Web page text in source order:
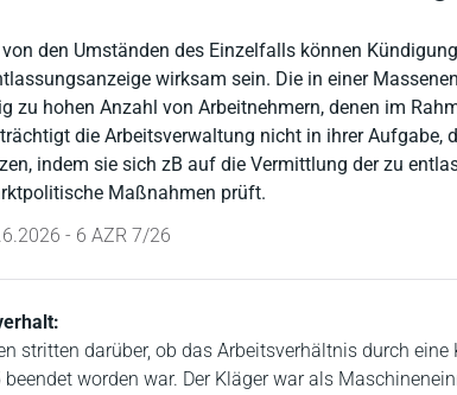
den Umständen des Einzelfalls können
wirksam sein. Die in einer
zu hohen Anzahl von Arbeitnehmern, denen im
die Arbeitsverwaltung nicht in ihrer Aufgabe,
indem sie sich zB auf die Vermittlung der zu
Maßnahmen prüft.
- 6 AZR 7/26
stritten darüber, ob das Arbeitsverhältnis durch
worden war. Der Kläger war als